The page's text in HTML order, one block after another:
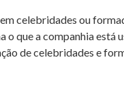
celebridades ou
o que a companhia
de celebridades e